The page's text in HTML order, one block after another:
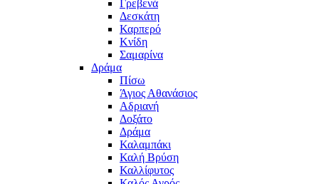
Γρεβενά
Δεσκάτη
Καρπερό
Κνίδη
Σαμαρίνα
Δράμα
Πίσω
Άγιος Αθανάσιος
Αδριανή
Δοξάτο
Δράμα
Καλαμπάκι
Καλή Βρύση
Καλλίφυτος